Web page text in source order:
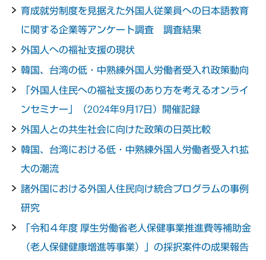
育成就労制度を見据えた外国人従業員への日本語教育
に関する企業等アンケート調査 調査結果
外国人への福祉支援の現状
韓国、台湾の低・中熟練外国人労働者受入れ政策動向
「外国人住民への福祉支援のあり方を考えるオンライ
ンセミナー」（2024年9月17日）開催記録
外国人との共生社会に向けた政策の日英比較
韓国、台湾における低・中熟練外国人労働者受入れ拡
大の潮流
諸外国における外国人住民向け統合プログラムの事例
研究
「令和４年度 厚生労働省老人保健事業推進費等補助金
（老人保健健康増進等事業）」の採択案件の成果報告